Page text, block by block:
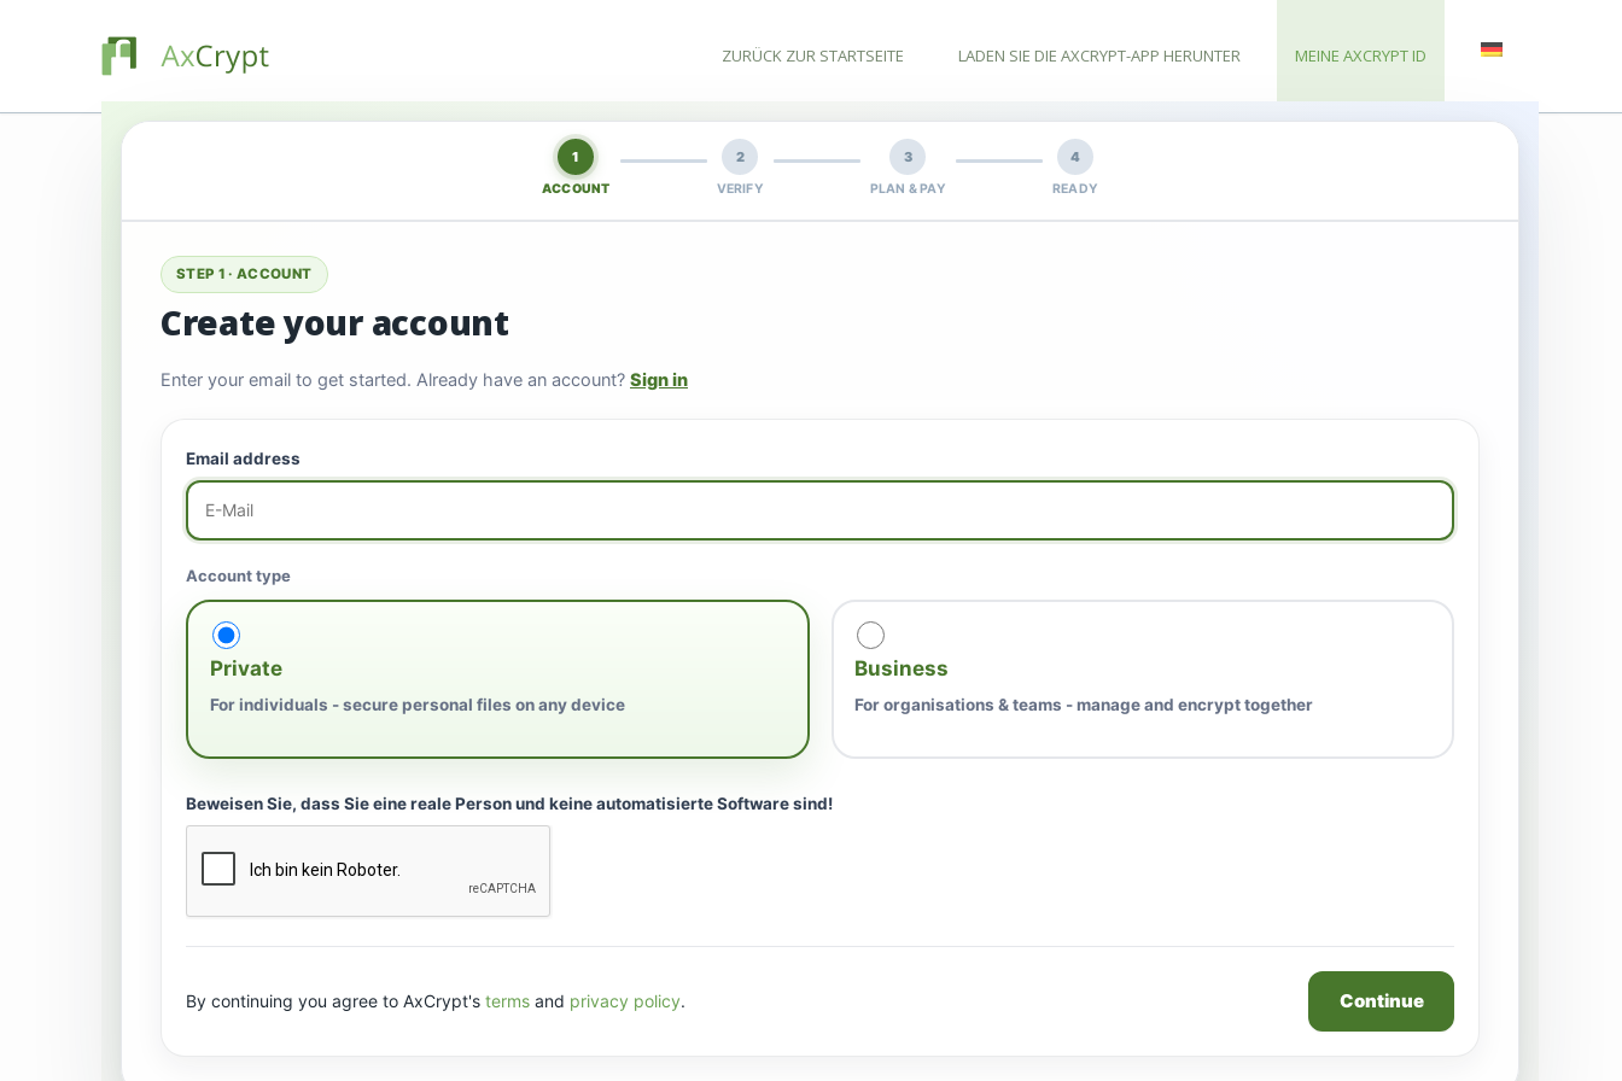
ZURÜCK ZUR STARTSEITE LADEN SIE DIE AXCRYPT-APP HERUNTER MEINE AXCRYPT ID
1
ACCOUNT
2
VERIFY
3
PLAN & PAY
4
READY
STEP 1 · ACCOUNT
Create your account
Enter your email to get started. Already have an account? Sign in
Email address
Account type
Private
For individuals - secure personal files on any device
Business
For organisations & teams - manage and encrypt together
Beweisen Sie, dass Sie eine reale Person und keine automatisierte Software sind!
By continuing you agree to AxCrypt's terms and privacy policy. Continue